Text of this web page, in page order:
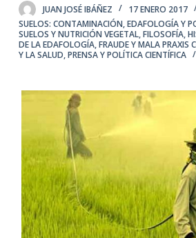
d
o
JUAN JOSÉ IBÁÑEZ 17 ENERO 2017
SUELOS: CONTAMINACIÓN,EDAFOLOGÍA Y
SUELOS Y NUTRICIÓN VEGETAL,FILOSOFÍA,
DE LA EDAFOLOGÍA,FRAUDE Y MALA PRAXIS
Y LA SALUD,PRENSA Y POLÍTICA CIENTÍFICA